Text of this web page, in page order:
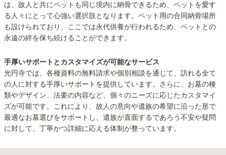
は、故人と共にペットも同じ境内に納骨できるため、ペットを愛す
る人々にとって心強い選択肢となります。ペット用の合同納骨場所
も設けられており、ここでは永代供養が行われるため、ペットとの
永遠の絆を保ち続けることができます。
手厚いサポートとカスタマイズが可能なサービス
光円寺では、各種資料の無料請求や個別相談を通じて、訪れる全て
の人に対する手厚いサポートを提供しています。さらに、お墓の種
類やデザイン、法要の内容など、個々のニーズに応じたカスタマイ
ズが可能です。これにより、故人の意向や遺族の希望に沿った形で
最適なお墓選びをサポートし、遺族が直面するであろう不安や疑問
に対して、丁寧かつ詳細に応える体制が整っています。